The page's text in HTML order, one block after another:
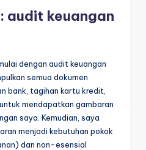
audit keuangan
dengan audit keuangan
semua dokumen
bank, tagihan kartu kredit,
mendapatkan gambaran
saya. Kemudian, saya
menjadi kebutuhan pokok
dan non-esensial